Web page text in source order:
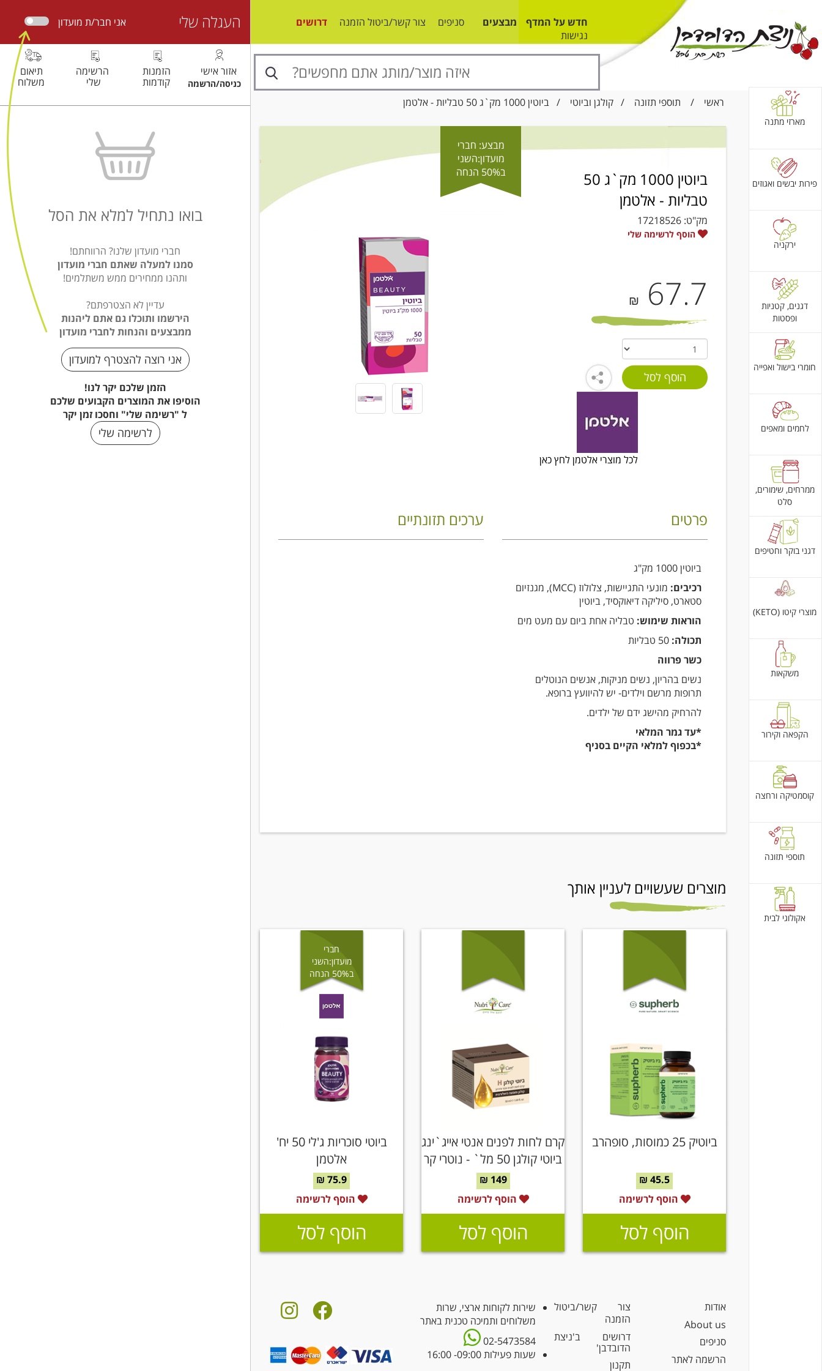
חדש על המדף מבצעים סניפים צור קשר/ביטול הזמנה
דרושים
נגישות
ראשי / תוספי תזונה / קולגן וביוטי / ביוטין 1000 מק`ג 50 טבליות - אלטמן
מארזי מתנה
פירות יבשים ואגוזים
ירקניה
דגנים, קטניות
ופסטות
חומרי בישול ואפייה
לחמים ומאפים
ממרחים, שימורים,
סלט
דגני בוקר וחטיפים
מוצרי קיטו (KETO)
משקאות
הקפאה וקירור
קוסמטיקה ורחצה
תוספי תזונה
אקולוגי לבית
ביוטין 1000 מק`ג 50
טבליות - אלטמן
מק"ט: 17218526
הוסף לרשימה שלי
67.7
₪
לכל מוצרי אלטמן לחץ כאן
מבצע: חברי
מועדון:השני
ב50% הנחה
פרטים
ביוטין 1000 מק"ג
רכיבים:
מונעי התגיישות, צלולוז (MCC), מגנזיום
סטארט, סיליקה דיאוקסיד, ביוטין
הוראות שימוש: טבליה אחת ביום עם מעט מים
תכולה: 50 טבליות
כשר פרווה
נשים בהריון, נשים מניקות, אנשים הנוטלים
תרופות מרשם וילדים- יש להיוועץ ברופא.
להרחיק מהישג ידם של ילדים.
*עד גמר המלאי
*בכפוף למלאי הקיים בסניף
ערכים תזונתיים
מוצרים שעשויים לעניין אותך
ביוטיק 25 כמוסות, סופהרב
45.5 ₪
הוסף לרשימה
הוסף לסל
קרם לחות לפנים אנטי אייג`ינג
ביוטי קולגן 50 מל` - נוטרי קר
149 ₪
הוסף לרשימה
הוסף לסל
חברי
מועדון:השני
ב50% הנחה
ביוטי סוכריות ג'לי 50 יח'
אלטמן
75.9 ₪
הוסף לרשימה
הוסף לסל
אודות
About us
סניפים
הרשמה לאתר
צור קשר/ביטול
הזמנה
דרושים ב'ניצת
הדובדבן'
תקנון
שירות לקוחות ארצי, שרות
משלוחים ותמיכה טכנית באתר
02-5473584
שעות פעילות 09:00- 16:00